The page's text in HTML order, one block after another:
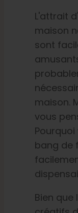
Français
Recherche
L'attrait
maison
sont
maison.
vous
bang de
Bien